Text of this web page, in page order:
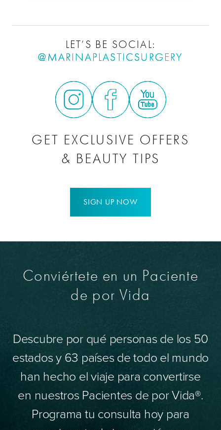
LET’S BE SOCIAL:
@MARINAPLASTICSURGERY
GET EXCLUSIVE OFFERS
& BEAUTY TIPS
SIGN UP NOW
Conviértete en un Paciente
de por Vida
Descubre por qué personas de los 50
estados y 63 países de todo el mundo
han hecho el viaje para convertirse
en nuestros Pacientes de por Vida®.
Programa tu consulta hoy para